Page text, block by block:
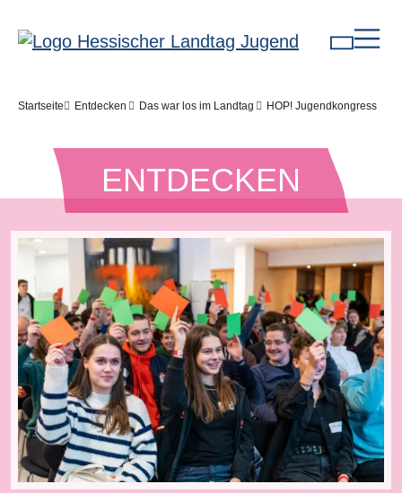
Pfadnavigation
Startseite Entdecken Das war los im Landtag HOP! Jugendkongress
ENTDECKEN
Bilddatei